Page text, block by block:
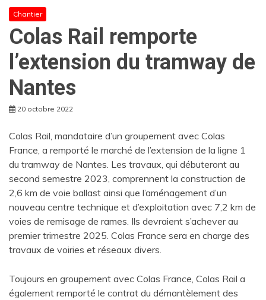
Chantier
Colas Rail remporte
l’extension du tramway de
Nantes
20 octobre 2022
Colas Rail, mandataire d’un groupement avec Colas
France, a remporté le marché de l’extension de la ligne 1
du tramway de Nantes. Les travaux, qui débuteront au
second semestre 2023, comprennent la construction de
2,6 km de voie ballast ainsi que l’aménagement d’un
nouveau centre technique et d’exploitation avec 7,2 km de
voies de remisage de rames. Ils devraient s’achever au
premier trimestre 2025. Colas France sera en charge des
travaux de voiries et réseaux divers.
Toujours en groupement avec Colas France, Colas Rail a
également remporté le contrat du démantèlement des